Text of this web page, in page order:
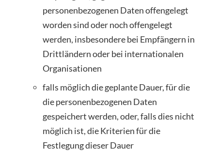
personenbezogenen Daten offengelegt
worden sind oder noch offengelegt
werden, insbesondere bei Empfängern in
Drittländern oder bei internationalen
Organisationen
falls möglich die geplante Dauer, für die
die personenbezogenen Daten
gespeichert werden, oder, falls dies nicht
möglich ist, die Kriterien für die
Festlegung dieser Dauer